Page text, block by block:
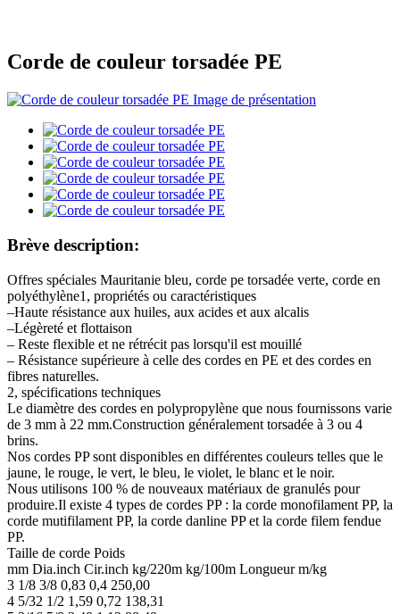
Corde de couleur torsadée PE
Brève description:
Offres spéciales Mauritanie bleu, corde pe torsadée verte, corde en
polyéthylène1, propriétés ou caractéristiques
–Haute résistance aux huiles, aux acides et aux alcalis
–Légèreté et flottaison
– Reste flexible et ne rétrécit pas lorsqu'il est mouillé
– Résistance supérieure à celle des cordes en PE et des cordes en
fibres naturelles.
2, spécifications techniques
Le diamètre des cordes en polypropylène que nous fournissons varie
de 3 mm à 22 mm.Construction généralement torsadée à 3 ou 4
brins.
Nos cordes PP sont disponibles en différentes couleurs telles que le
jaune, le rouge, le vert, le bleu, le violet, le blanc et le noir.
Nous utilisons 100 % de nouveaux matériaux de granulés pour
produire.Il existe 4 types de cordes PP : la corde monofilament PP, la
corde mutifilament PP, la corde danline PP et la corde filem fendue
PP.
Taille de corde Poids
mm Dia.inch Cir.inch kg/220m kg/100m Longueur m/kg
3 1/8 3/8 0,83 0,4 250,00
4 5/32 1/2 1,59 0,72 138,31